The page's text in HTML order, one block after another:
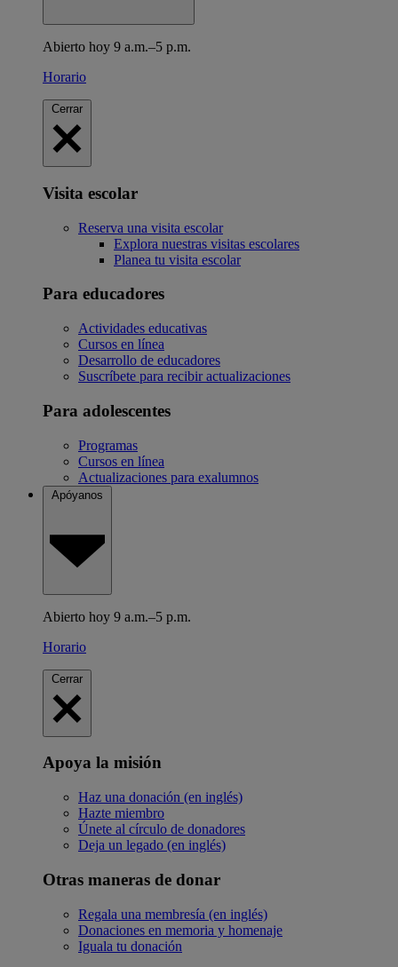
Abierto hoy 9 a.m.–5 p.m.
Horario
Cerrar
Visita escolar
Reserva una visita escolar
Explora nuestras visitas escolares
Planea tu visita escolar
Para educadores
Actividades educativas
Cursos en línea
Desarrollo de educadores
Suscríbete para recibir actualizaciones
Para adolescentes
Programas
Cursos en línea
Actualizaciones para exalumnos
Apóyanos
Abierto hoy 9 a.m.–5 p.m.
Horario
Cerrar
Apoya la misión
Haz una donación (en inglés)
Hazte miembro
Únete al círculo de donadores
Deja un legado (en inglés)
Otras maneras de donar
Regala una membresía (en inglés)
Donaciones en memoria y homenaje
Iguala tu donación